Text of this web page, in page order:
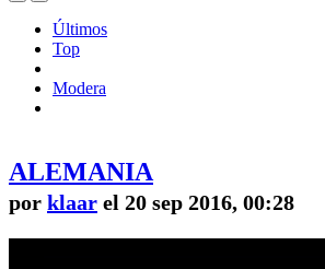
Últimos
Top
Modera
ALEMANIA
por klaar el 20 sep 2016, 00:28